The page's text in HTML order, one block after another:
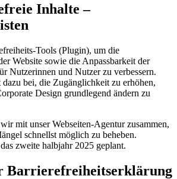
Inhalte –
Tools (Plugin), um die
Website sowie die Anpassbarkeit der
Nutzerinnen und Nutzer zu verbessern.
bei, die Zugänglichkeit zu erhöhen,
Design grundlegend ändern zu
mit unser Webseiten-Agentur zusammen,
schnellst möglich zu beheben.
zweite halbjahr 2025 geplant.
Barrierefreiheitserklärung